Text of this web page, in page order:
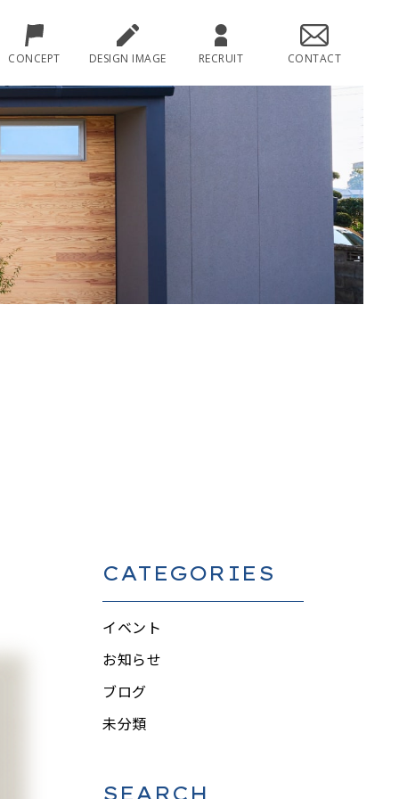
CONCEPT DESIGN IMAGE RECRUIT CONTACT
CATEGORIES
イベント
お知らせ
ブログ
未分類
SEARCH